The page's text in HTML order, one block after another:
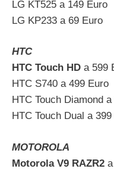
LG KT525 a 149 Euro
LG KP233 a 69 Euro
HTC
HTC Touch HD a 599
HTC S740 a 499 Euro
HTC Touch Diamond
HTC Touch Dual a
MOTOROLA
Motorola V9 RAZR2